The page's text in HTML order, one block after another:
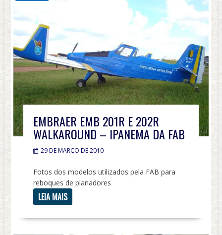
EMBRAER EMB 201R E 202R
WALKAROUND – IPANEMA DA FAB
29 DE MARÇO DE 2010
Fotos dos modelos utilizados pela FAB para
reboques de planadores
LEIA MAIS